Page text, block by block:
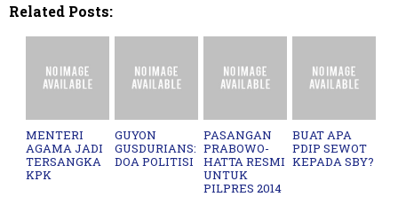
Related Posts:
MENTERI
AGAMA JADI
TERSANGKA
KPK
GUYON
GUSDURIANS:
DOA POLITISI
PASANGAN
PRABOWO-
HATTA RESMI
UNTUK
PILPRES 2014
BUAT APA
PDIP SEWOT
KEPADA SBY?